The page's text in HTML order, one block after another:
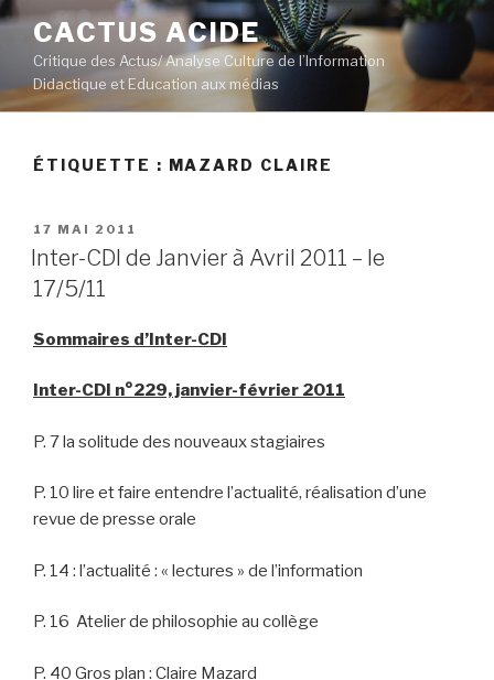
Aller
contenu
principal
CACTUS ACIDE
Critique des Actus/ Analyse Culture de l’Information
Didactique et Education aux médias
ÉTIQUETTE : MAZARD CLAIRE
PUBLIÉ
LE
17 MAI 2011
Inter-CDI de Janvier à Avril 2011 – le
17/5/11
Sommaires d’Inter-CDI
Inter-CDI n°229, janvier-février 2011
P. 7 la solitude des nouveaux stagiaires
P. 10 lire et faire entendre l’actualité, réalisation d’une
revue de presse orale
P. 14 : l’actualité : « lectures » de l’information
P. 16 Atelier de philosophie au collège
P. 40 Gros plan : Claire Mazard